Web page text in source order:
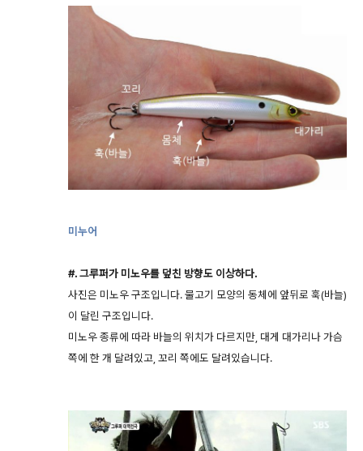
미누어
#. 그루퍼가 미노우를 덮친 방향도 이상하다.
사진은 미노우 구조입니다. 물고기 모양의 동체에 앞뒤로 훅(바늘)
이 달린 구조입니다.
미노우 종류에 따라 바늘의 위치가 다르지만, 대게 대가리나 가슴
쪽에 한 개 달려있고, 꼬리 쪽에도 달려있습니다.